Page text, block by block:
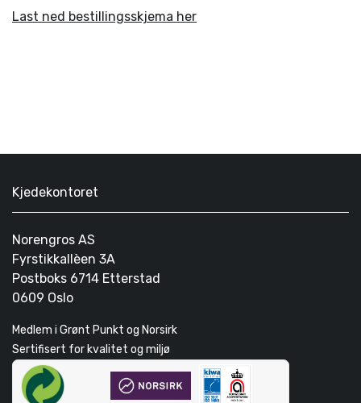
Last ned bestillingsskjema her
Kjedekontoret
Norengros AS
Fyrstikkallèen 3A
Postboks 6714 Etterstad
0609 Oslo
Medlem i Grønt Punkt og Norsirk
Sertifisert for kvalitet og miljø